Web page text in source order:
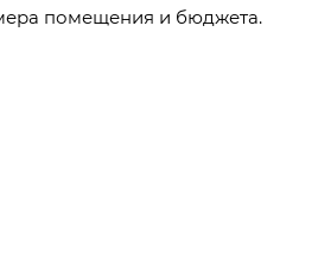
помещения и бюджета.